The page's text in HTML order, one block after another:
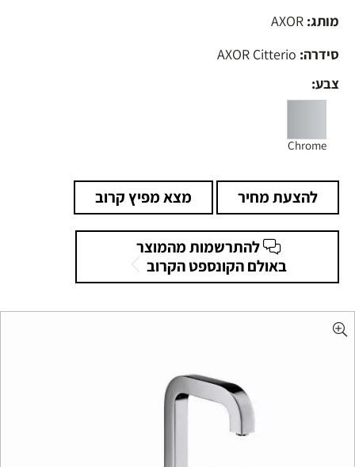
מותג:
סידרה:
צבע:
Chrome
להצעת מחיר מצא מפיץ קרוב
להתרשמות מהמוצר
באולם הקונספט הקרוב